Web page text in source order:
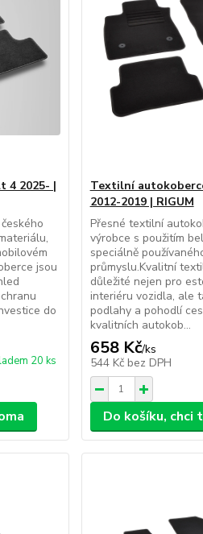
4 2025- |
jsou
do
20 ks
Textilní
2012-2019 | RIGUM
Přesné textilní
výrobce s použitím
speciálně
průmyslu.Kvalitní
důležité nejen pro
interiéru vozidla, ale
podlahy a pohodlí
kvalitních autokob...
658 Kč/ks
544 Kč bez DPH
Do košíku, chci